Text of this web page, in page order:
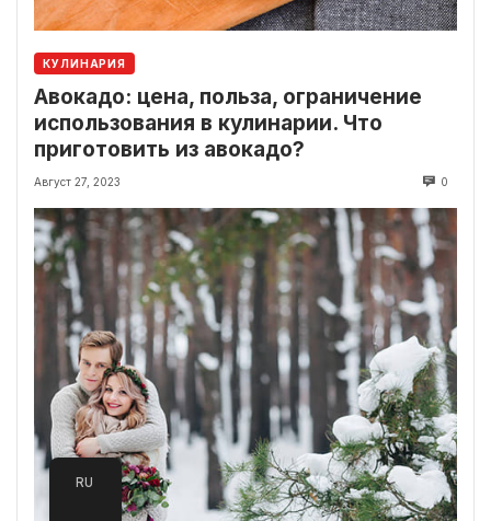
КУЛИНАРИЯ
Авокадо: цена, польза, ограничение
использования в кулинарии. Что
приготовить из авокадо?
Август 27, 2023 0
RU